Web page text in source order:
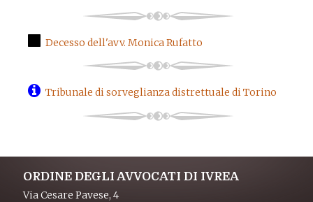
Decesso dell'avv. Monica Rufatto
Tribunale di sorveglianza distrettuale di Torino
ORDINE DEGLI AVVOCATI DI IVREA
Via Cesare Pavese, 4